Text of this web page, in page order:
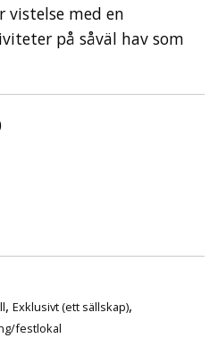
vistelse med en
på såväl hav som
, Exklusivt (ett sällskap),
festlokal